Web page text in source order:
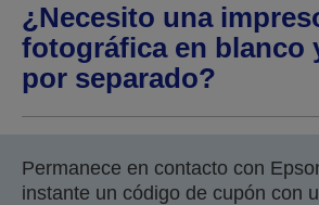
¿Necesito una
fotográfica en blanco
por separado?
Permanece en contacto con
instante un código de cupón con